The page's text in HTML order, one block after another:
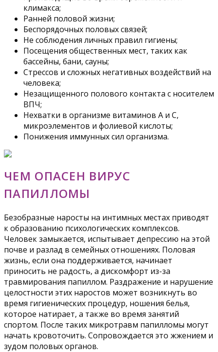
климакса;
Ранней половой жизни;
Беспорядочных половых связей;
Не соблюдения личных правил гигиены;
Посещения общественных мест, таких как
бассейны, бани, сауны;
Стрессов и сложных негативных воздействий на
человека;
Незащищенного полового контакта с носителем
ВПЧ;
Нехватки в организме витаминов А и С,
микроэлементов и фолиевой кислоты;
Понижения иммунных сил организма.
ЧЕМ ОПАСЕН ВИРУС
ПАПИЛЛОМЫ
Безобразные наросты на интимных местах приводят
к образованию психологических комплексов.
Человек замыкается, испытывает депрессию на этой
почве и разлад в семейных отношениях. Половая
жизнь, если она поддерживается, начинает
приносить не радость, а дискомфорт из-за
травмирования папиллом. Раздражение и нарушение
целостности этих наростов может возникнуть во
время гигиенических процедур, ношения белья,
которое натирает, а также во время занятий
спортом. После таких микротравм папилломы могут
начать кровоточить. Сопровождается это жжением и
зудом половых органов.